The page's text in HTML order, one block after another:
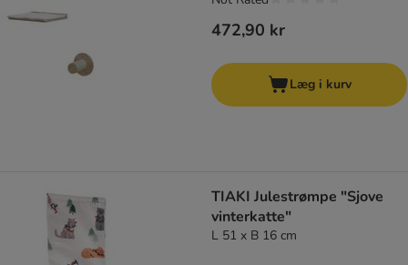
472,90 kr
Læg i kurv
TIAKI Julestrømpe "Sjove
vinterkatte"
L 51 x B 16 cm